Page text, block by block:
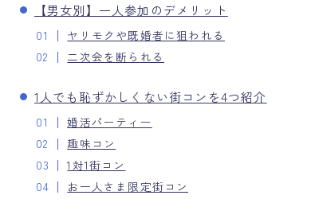
【男女別】一人参加のデメリット
ヤリモクや既婚者に狙われる
二次会を断られる
1人でも恥ずかしくない街コンを4つ紹介
婚活パーティー
趣味コン
1対1街コン
お一人さま限定街コン